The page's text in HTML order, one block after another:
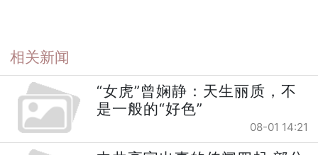
相关新闻
“女虎”曾娴静：天生丽质，不
是一般的“好色”
08-01 14:21